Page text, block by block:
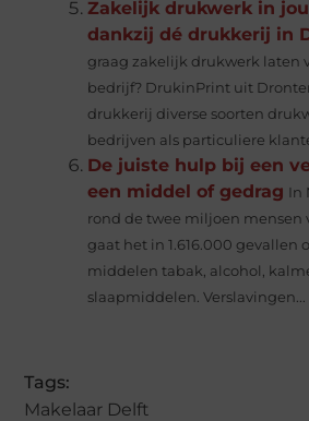
Zakelijk drukwerk in
dankzij dé drukkerij in
graag zakelijk drukwerk laten
bedrijf? DrukinPrint uit
drukkerij diverse soorten
bedrijven als particuliere
De juiste hulp bij een
een middel of gedrag In
rond de twee miljoen mensen
gaat het in 1.616.000 gevallen
middelen tabak, alcohol,
slaapmiddelen. Verslavingen...
Tags:
Makelaar Delft